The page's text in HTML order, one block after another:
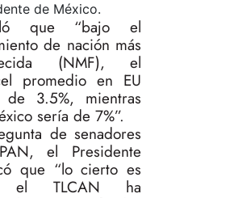
de México.
que “bajo el
de nación más
(NMF), el
promedio en EU
de 3.5%, mientras
sería de 7%”.
de senadores
el Presidente
que “lo cierto es
el TLCAN ha